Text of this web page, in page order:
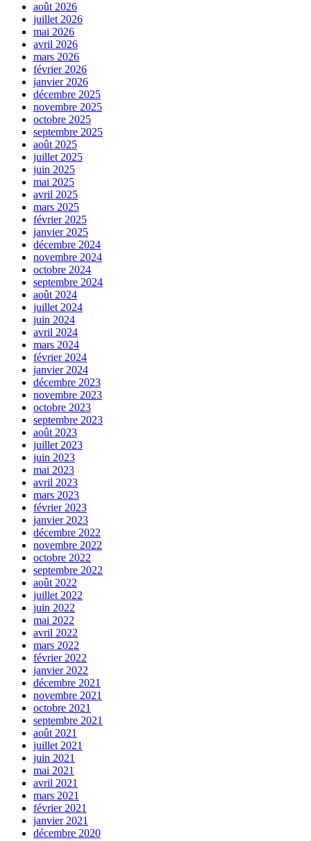
août 2026
juillet 2026
mai 2026
avril 2026
mars 2026
février 2026
janvier 2026
décembre 2025
novembre 2025
octobre 2025
septembre 2025
août 2025
juillet 2025
juin 2025
mai 2025
avril 2025
mars 2025
février 2025
janvier 2025
décembre 2024
novembre 2024
octobre 2024
septembre 2024
août 2024
juillet 2024
juin 2024
avril 2024
mars 2024
février 2024
janvier 2024
décembre 2023
novembre 2023
octobre 2023
septembre 2023
août 2023
juillet 2023
juin 2023
mai 2023
avril 2023
mars 2023
février 2023
janvier 2023
décembre 2022
novembre 2022
octobre 2022
septembre 2022
août 2022
juillet 2022
juin 2022
mai 2022
avril 2022
mars 2022
février 2022
janvier 2022
décembre 2021
novembre 2021
octobre 2021
septembre 2021
août 2021
juillet 2021
juin 2021
mai 2021
avril 2021
mars 2021
février 2021
janvier 2021
décembre 2020